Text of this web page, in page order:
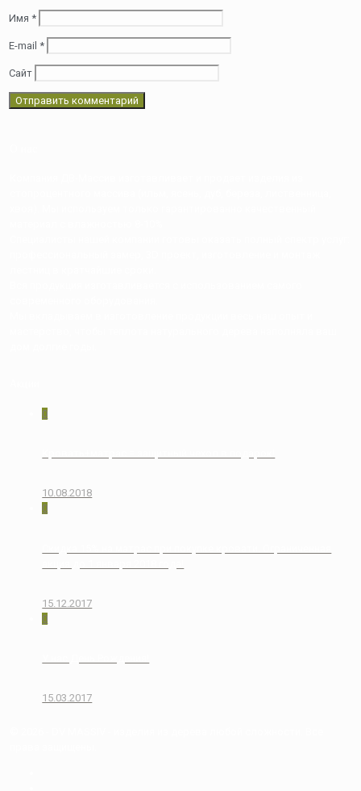
Имя*
E-mail*
Сайт
0
10.08.2018
0
15.12.2017
0
15.03.2017